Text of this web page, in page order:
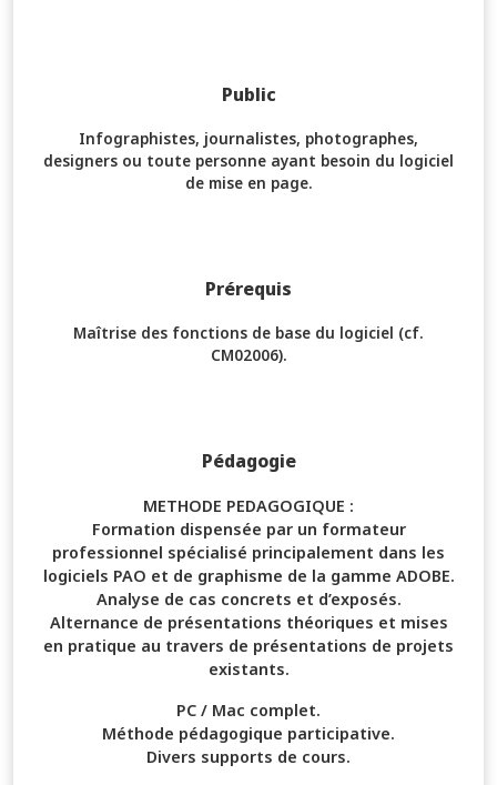
Public
Infographistes, journalistes, photographes,
designers ou toute personne ayant besoin du logiciel
de mise en page.
Prérequis
Maîtrise des fonctions de base du logiciel (cf.
CM02006).
Pédagogie
METHODE PEDAGOGIQUE :
Formation dispensée par un formateur
professionnel spécialisé principalement dans les
logiciels PAO et de graphisme de la gamme ADOBE.
Analyse de cas concrets et d’exposés.
Alternance de présentations théoriques et mises
en pratique au travers de présentations de projets
existants.
PC / Mac complet.
Méthode pédagogique participative.
Divers supports de cours.